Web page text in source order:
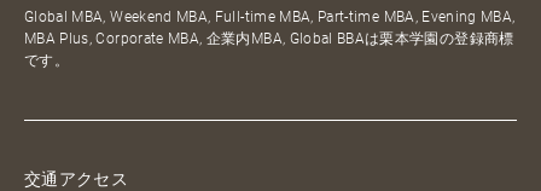
Global MBA, Weekend MBA, Full-time MBA, Part-time MBA, Evening MBA,
MBA Plus, Corporate MBA, 企業内MBA, Global BBAは栗本学園の登録商標
です。
交通アクセス